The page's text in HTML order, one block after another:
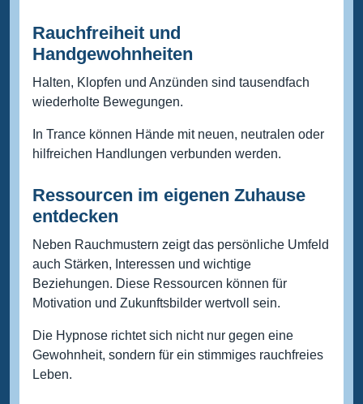
Rauchfreiheit und
Handgewohnheiten
Halten, Klopfen und Anzünden sind tausendfach
wiederholte Bewegungen.
In Trance können Hände mit neuen, neutralen oder
hilfreichen Handlungen verbunden werden.
Ressourcen im eigenen Zuhause
entdecken
Neben Rauchmustern zeigt das persönliche Umfeld
auch Stärken, Interessen und wichtige
Beziehungen. Diese Ressourcen können für
Motivation und Zukunftsbilder wertvoll sein.
Die Hypnose richtet sich nicht nur gegen eine
Gewohnheit, sondern für ein stimmiges rauchfreies
Leben.